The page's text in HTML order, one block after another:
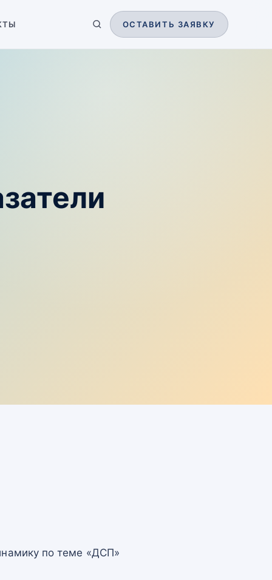
ОСТАВИТЬ ЗАЯВКУ
по теме «ДСП»